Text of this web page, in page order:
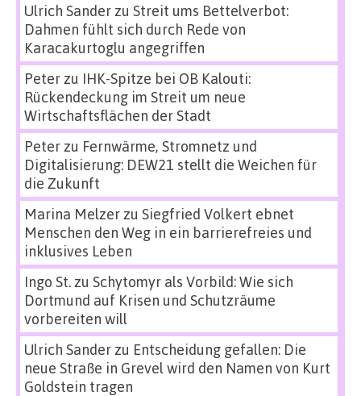
Ulrich Sanderzu Streit ums Bettelverbot:
Dahmen fühlt sich durch Rede von
Karacakurtoglu angegriffen
Peterzu IHK-Spitze bei OB Kalouti:
Rückendeckung im Streit um neue
Wirtschaftsflächen der Stadt
Peterzu Fernwärme, Stromnetz und
Digitalisierung: DEW21 stellt die Weichen für
die Zukunft
Marina Melzerzu Siegfried Volkert ebnet
Menschen den Weg in ein barrierefreies und
inklusives Leben
Ingo St.zu Schytomyr als Vorbild: Wie sich
Dortmund auf Krisen und Schutzräume
vorbereiten will
Ulrich Sanderzu Entscheidung gefallen: Die
neue Straße in Grevel wird den Namen von Kurt
Goldstein tragen